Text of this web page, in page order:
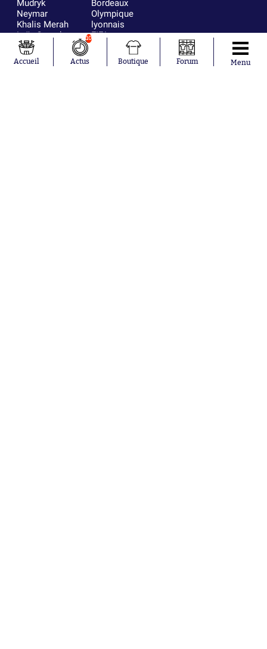
Mudryk
Neymar
Khalis Merah
Loïs Openda
Moussa
Niakhaté
Nicolás
Bordeaux
Olympique
lyonnais
FIFA
Real Madrid
RC Strasbourg
AC Milan
Accueil
10
Actus Boutique Forum Menu